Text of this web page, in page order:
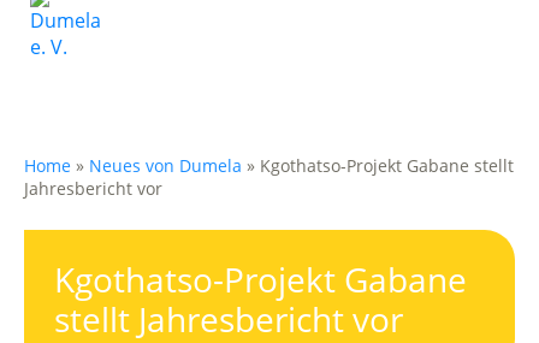
Home » Neues von Dumela » Kgothatso-Projekt Gabane stellt
Jahresbericht vor
Kgothatso-Projekt Gabane
stellt Jahresbericht vor